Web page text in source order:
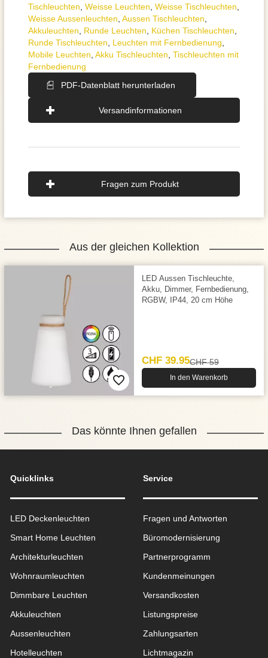
Tischleuchten Weisse Leuchten Weisse Tischleuchten
Weisse Aussenleuchten Aussen Tischleuchten
Akkuleuchten
Runde Leuchten Küchen Tischleuchten
Runde Tischleuchten
Leuchten mit Fernbedienung
Mobile Leuchten Akku Tischleuchten Tischleuchten mit
Fernbedienung
PDF-Datenblatt herunterladen
Versandinformationen
Fragen zum Produkt
Aus der gleichen Kollektion
LED Aussen Tischleuchte,
Akku, Dimmer, Fernbedienung,
RGBW, IP44, 20 cm Höhe
CHF 39.95CHF 59
In den Warenkorb
Das könnte Ihnen gefallen
Quicklinks
LED Deckenleuchten
Smart Home Leuchten
Architekturleuchten
Wohnraum­leuchten
Dimmbare Leuchten
Akkuleuchten
Aussen­leuchten
Hotelleuchten
Service
Fragen und Antworten
Büromodernisierung
Partnerprogramm
Kundenmeinungen
Versandkosten
Listungspreise
Zahlungsarten
Lichtmagazin